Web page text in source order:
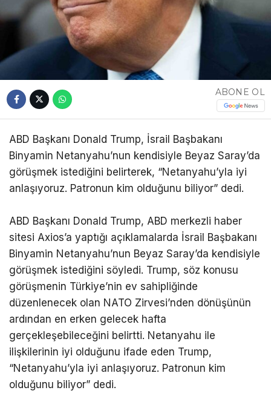
ABONE OL
ABD Başkanı Donald Trump, İsrail Başbakanı
Binyamin Netanyahu’nun kendisiyle Beyaz Saray’da
görüşmek istediğini belirterek, “Netanyahu’yla iyi
anlaşıyoruz. Patronun kim olduğunu biliyor” dedi.
ABD Başkanı Donald Trump, ABD merkezli haber
sitesi Axios’a yaptığı açıklamalarda İsrail Başbakanı
Binyamin Netanyahu’nun Beyaz Saray’da kendisiyle
görüşmek istediğini söyledi. Trump, söz konusu
görüşmenin Türkiye’nin ev sahipliğinde
düzenlenecek olan NATO Zirvesi’nden dönüşünün
ardından en erken gelecek hafta
gerçekleşebileceğini belirtti. Netanyahu ile
ilişkilerinin iyi olduğunu ifade eden Trump,
“Netanyahu’yla iyi anlaşıyoruz. Patronun kim
olduğunu biliyor” dedi.